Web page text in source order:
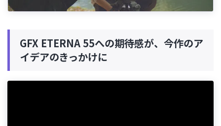
GFX ETERNA 55への期待感が、今作のア
イデアのきっかけに